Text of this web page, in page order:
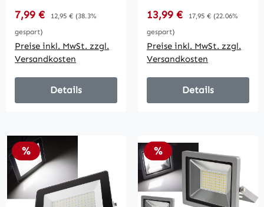
neutralweiß
Verkaufspreis:
7,99 € Regulärer Preis:
12,95 € (38.3%
gespart)
Preise inkl. MwSt. zzgl.
Versandkosten
Details
neutralweiß
Verkaufspreis:
13,99 € Regulärer Preis:
17,95 € (22.06%
gespart)
Preise inkl. MwSt. zzgl.
Versandkosten
Details
Rabatt
% Rabatt
%